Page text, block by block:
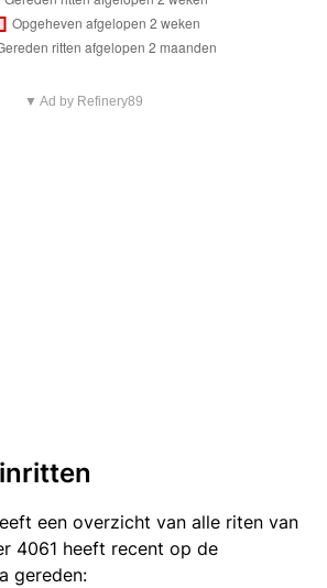
▼ Ad by Refinery89
een overzicht van alle riten van
4061 heeft recent op de
gereden: